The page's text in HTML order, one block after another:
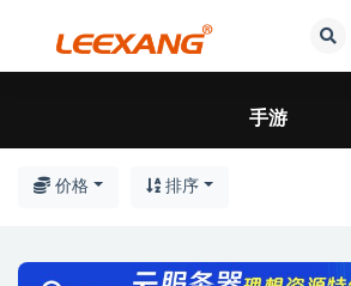
手游
价格 排序